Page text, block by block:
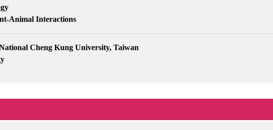
Animal Interactions
Cheng Kung University, Taiwan